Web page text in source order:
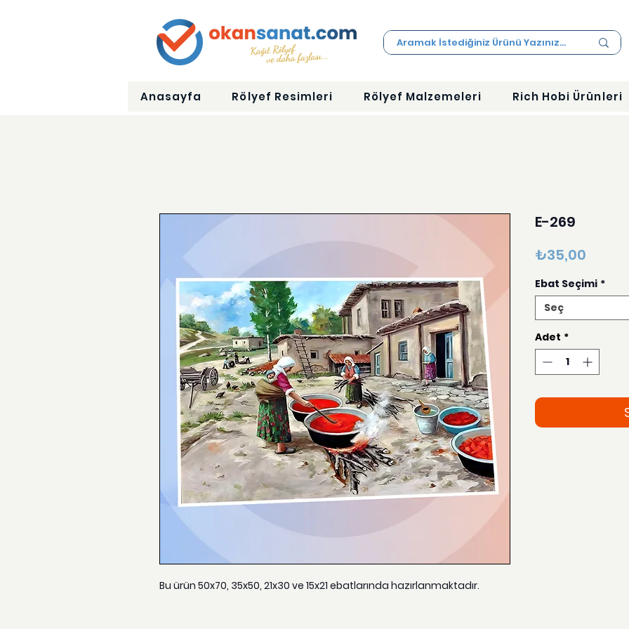
Anasayfa Rölyef Resimleri Rölyef Malzemeleri Rich Hobi Ürünleri
Bu ürün 50x70, 35x50, 21x30 ve 15x21 ebatlarında hazırlanmaktadır.
E-269
₺35,00
Ebat Seçimi *
Seç
Adet *